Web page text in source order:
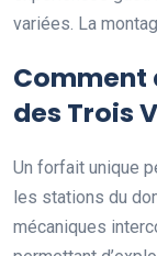
variées. La
Comment
des Trois
Un forfait unique
les stations du
mécaniques